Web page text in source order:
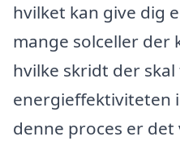
hvilket kan give dig
mange solceller der
hvilke skridt der
energieffektiviteten
denne proces er